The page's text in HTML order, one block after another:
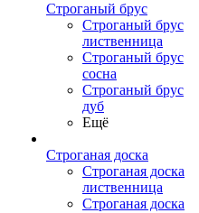
Строганый брус
Строганый брус
лиственница
Строганый брус
сосна
Строганый брус
дуб
Ещё
Строганая доска
Строганая доска
лиственница
Строганая доска